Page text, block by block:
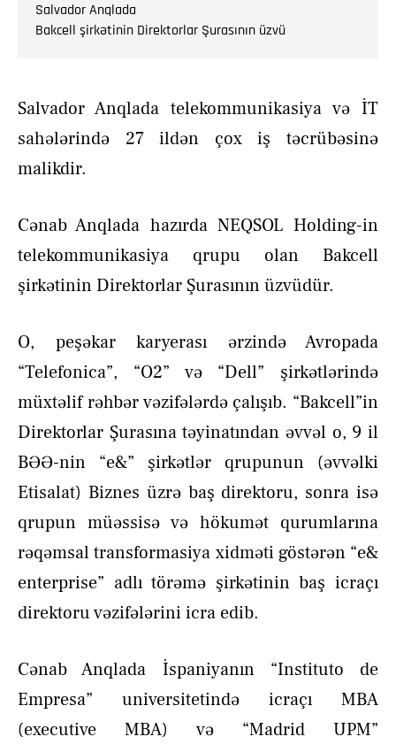
Salvador Anqlada
Bakcell şirkətinin Direktorlar Şurasının üzvü
Salvador Anqlada telekommunikasiya və İT
sahələrində 27 ildən çox iş təcrübəsinə
malikdir.
Cənab Anqlada hazırda NEQSOL Holding-in
telekommunikasiya qrupu olan Bakcell
şirkətinin Direktorlar Şurasının üzvüdür.
O, peşəkar karyerası ərzində Avropada
“Telefonica”, “O2” və “Dell” şirkətlərində
müxtəlif rəhbər vəzifələrdə çalışıb. “Bakcell”in
Direktorlar Şurasına təyinatından əvvəl o, 9 il
BƏƏ-nin “e&” şirkətlər qrupunun (əvvəlki
Etisalat) Biznes üzrə baş direktoru, sonra isə
qrupun müəssisə və hökumət qurumlarına
rəqəmsal transformasiya xidməti göstərən “e&
enterprise” adlı törəmə şirkətinin baş icraçı
direktoru vəzifələrini icra edib.
Cənab Anqlada İspaniyanın “Instituto de
Empresa” universitetində icraçı MBA
(executive MBA) və “Madrid UPM”